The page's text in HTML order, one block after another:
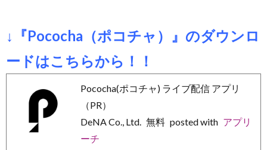
↓『Pococha（ポコチャ）』のダウンロ
ードはこちらから！！
Pococha(ポコチャ) ライブ配信 アプリ
（PR）
DeNA Co., Ltd. 無料 posted with アプリ
ーチ